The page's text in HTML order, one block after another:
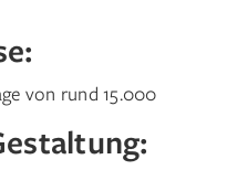
von rund 15.000